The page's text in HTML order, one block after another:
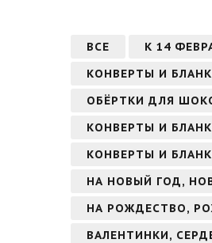
ВСЕ
К 14
КОНВЕРТЫ И
ОБЁРТКИ ДЛЯ
КОНВЕРТЫ И
КОНВЕРТЫ И
НА НОВЫЙ ГОД,
НА РОЖДЕСТВО,
ВАЛЕНТИНКИ,